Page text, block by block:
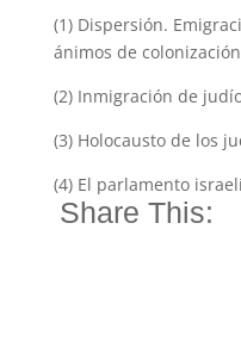
(1) Dispersión.
ánimos de
(2) Inmigración de
(3) Holocausto de los
(4) El parlamento
Share This: